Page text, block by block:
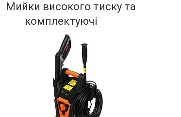
Мийки високого тиску та
комплектуючі